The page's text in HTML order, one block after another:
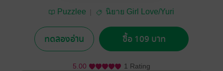
Puzzlee นิยาย Girl Love/Yuri
ทดลองอ่าน ซื้อ 109 บาท
5.00 1 Rating